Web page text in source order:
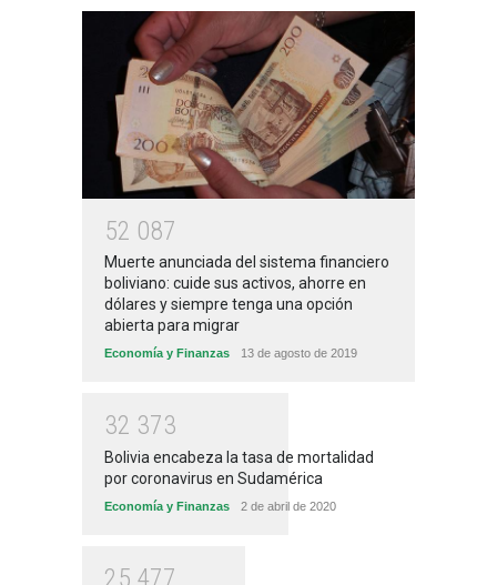
52 087
Muerte anunciada del sistema financiero
boliviano: cuide sus activos, ahorre en
dólares y siempre tenga una opción
abierta para migrar
Economía y Finanzas 13 de agosto de 2019
32 373
Bolivia encabeza la tasa de mortalidad
por coronavirus en Sudamérica
Economía y Finanzas 2 de abril de 2020
25 477